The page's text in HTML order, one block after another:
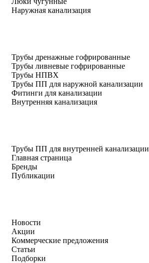
Наружная канализация
Трубы дренажные гофрированные
Трубы ливневые гофрированные
Трубы НПВХ
Трубы ПП для наружной канализации
Фитинги для канализации
Внутренняя канализация
Трубы ПП для внутренней канализации
Главная страница
Бренды
Публикации
Новости
Акции
Коммерческие предложения
Статьи
Подборки